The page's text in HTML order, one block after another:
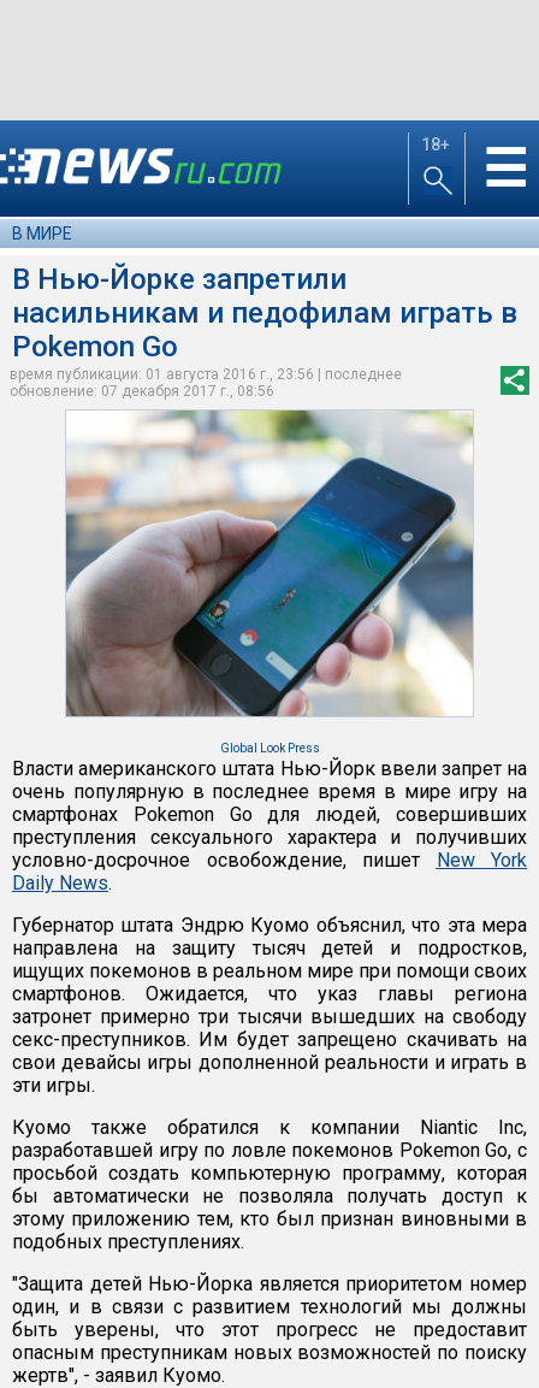
18+ ☰
В МИРЕ
В Нью-Йорке запретили
насильникам и педофилам играть в
Pokemon Go
время публикации: 01 августа 2016 г., 23:56 | последнее
обновление: 07 декабря 2017 г., 08:56
Global Look Press
Власти американского штата Нью-Йорк ввели запрет на
очень популярную в последнее время в мире игру на
смартфонах Pokemon Go для людей, совершивших
преступления сексуального характера и получивших
условно-досрочное освобождение, пишет New York
Daily News.
Губернатор штата Эндрю Куомо объяснил, что эта мера
направлена на защиту тысяч детей и подростков,
ищущих покемонов в реальном мире при помощи своих
смартфонов. Ожидается, что указ главы региона
затронет примерно три тысячи вышедших на свободу
секс-преступников. Им будет запрещено скачивать на
свои девайсы игры дополненной реальности и играть в
эти игры.
Куомо также обратился к компании Niantic Inc,
разработавшей игру по ловле покемонов Pokemon Go, с
просьбой создать компьютерную программу, которая
бы автоматически не позволяла получать доступ к
этому приложению тем, кто был признан виновными в
подобных преступлениях.
"Защита детей Нью-Йорка является приоритетом номер
один, и в связи с развитием технологий мы должны
быть уверены, что этот прогресс не предоставит
опасным преступникам новых возможностей по поиску
жертв", - заявил Куомо.